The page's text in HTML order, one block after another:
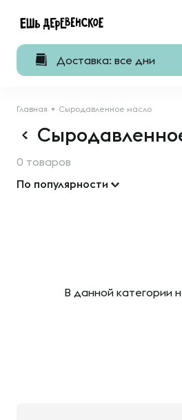
Доставка: все дни
Главная Сыродавленное масло
0 товаров
По популярности
В данной категории